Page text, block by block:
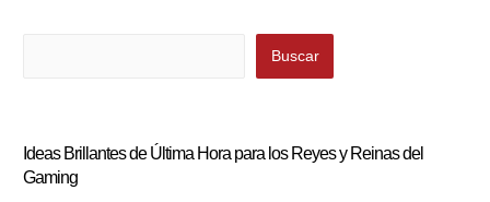
Buscar
Ideas Brillantes de Última Hora para los Reyes y Reinas del
Gaming